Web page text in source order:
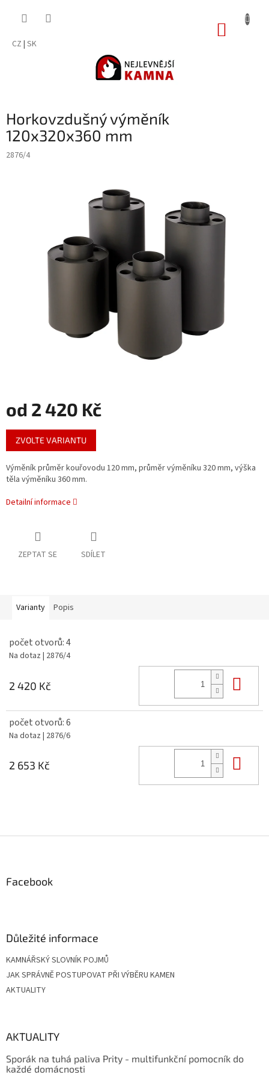
CZ | SK
Horkovzdušný výměník
120x320x360 mm
2876/4
od 2 420 Kč
Měrná
cena:
ZVOLTE VARIANTU
Výměník průměr kouřovodu 120 mm, průměr výměníku 320 mm, výška
těla výměníku 360 mm.
Detailní informace
ZEPTAT SE SDÍLET
Varianty Popis
počet otvorů: 4
Na dotaz | 2876/4
2 420 Kč
počet otvorů: 6
Na dotaz | 2876/6
2 653 Kč
Facebook
Důležité informace
KAMNÁŘSKÝ SLOVNÍK POJMŮ
JAK SPRÁVNĚ POSTUPOVAT PŘI VÝBĚRU KAMEN
AKTUALITY
AKTUALITY
Sporák na tuhá paliva Prity - multifunkční pomocník do
každé domácnosti